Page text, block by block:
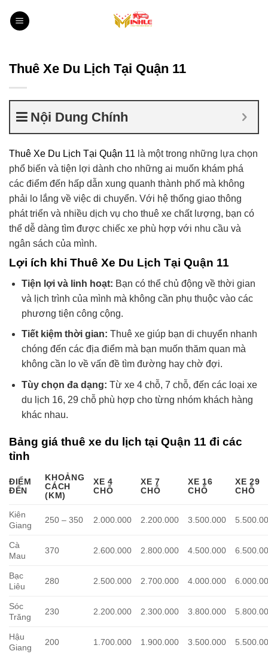
qua
Thuê Xe Du Lịch Tại Quận 11
Nội Dung Chính
Thuê Xe Du Lịch Tại Quận 11 là một trong những lựa chọn
phổ biến và tiện lợi dành cho những ai muốn khám phá
các điểm đến hấp dẫn xung quanh thành phố mà không
phải lo lắng về việc di chuyển. Với hệ thống giao thông
phát triển và nhiều dịch vụ cho thuê xe chất lượng, bạn có
thể dễ dàng tìm được chiếc xe phù hợp với nhu cầu và
ngân sách của mình.
Lợi ích khi Thuê Xe Du Lịch Tại Quận 11
Tiện lợi và linh hoạt: Bạn có thể chủ động về thời gian
và lịch trình của mình mà không cần phụ thuộc vào các
phương tiện công cộng.
Tiết kiệm thời gian: Thuê xe giúp bạn di chuyển nhanh
chóng đến các địa điểm mà bạn muốn thăm quan mà
không cần lo về vấn đề tìm đường hay chờ đợi.
Tùy chọn đa dạng: Từ xe 4 chỗ, 7 chỗ, đến các loại xe
du lịch 16, 29 chỗ phù hợp cho từng nhóm khách hàng
khác nhau.
Bảng giá thuê xe du lịch tại Quận 11 đi các
tỉnh
ĐIỂM
ĐẾN
KHOẢNG
CÁCH
(KM)
XE 4
CHỖ
XE 7
CHỖ
XE 16
CHỖ
XE 29
CHỖ
Kiên
Giang
250 – 350 2.000.000 2.200.000 3.500.000
Cà
Mau
370 2.600.000 2.800.000 4.500.000
Bạc
Liêu
280 2.500.000 2.700.000 4.000.000
Sóc
Trăng
230 2.200.000 2.300.000 3.800.000
Hậu
Giang
200 1.700.000 1.900.000 3.500.000